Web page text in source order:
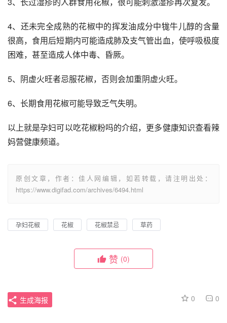
4、还未完全成熟的花椒中的挥发油成分中牻牛儿醇的含量
很高，食用后短期内可能造成肺及支气管出血，使呼吸极度
困难，甚至造成人体中毒、昏厥。
5、阴虚火旺者忌服花椒，否则会加重阴虚火旺。
6、长期食用花椒可能导致乏气失明。
以上就是孕妇可以吃花椒粉吗的介绍，更多健康知识查看辣
妈营健康频道。
原创文章，作者：佳人网编辑，如若转载，请注明出处：
https://www.digifad.com/archives/6494.html
孕妇花椒 花椒 花椒禁忌 草药
赞 (0)
0 0
生成海报